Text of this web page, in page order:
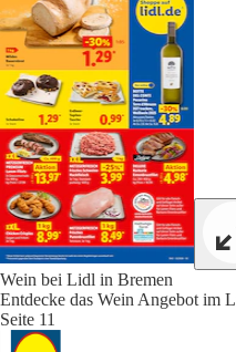
Wein bei Lidl in Bremen
Entdecke das Wein Angebot
Seite 11